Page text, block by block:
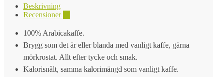
Beskrivning
Recensioner
100% Arabicakaffe.
Brygg som det är eller blanda med vanligt kaffe, gärna
mörkrostat. Allt efter tycke och smak.
Kalorisnålt, samma kalorimängd som vanligt kaffe.